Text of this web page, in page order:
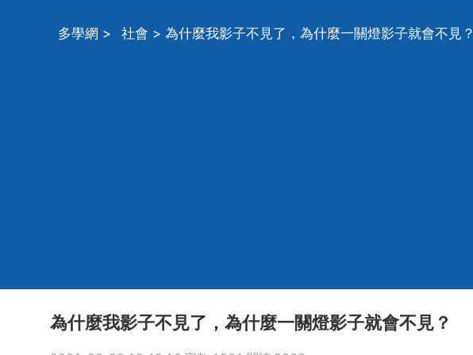
多學網 > 社會 > 為什麼我影子不見了，為什麼一關燈影子就會不見？
為什麼我影子不見了，為什麼一關燈影子就會不見？